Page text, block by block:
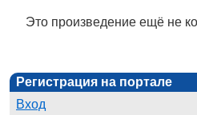
Это произведение ещё не
Регистрация на портале
Вход